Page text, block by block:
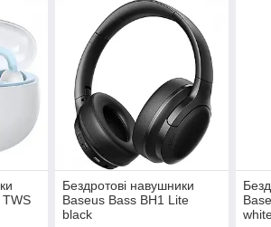
TWS
Бездротові навушники
Baseus Bass BH1 Lite
black